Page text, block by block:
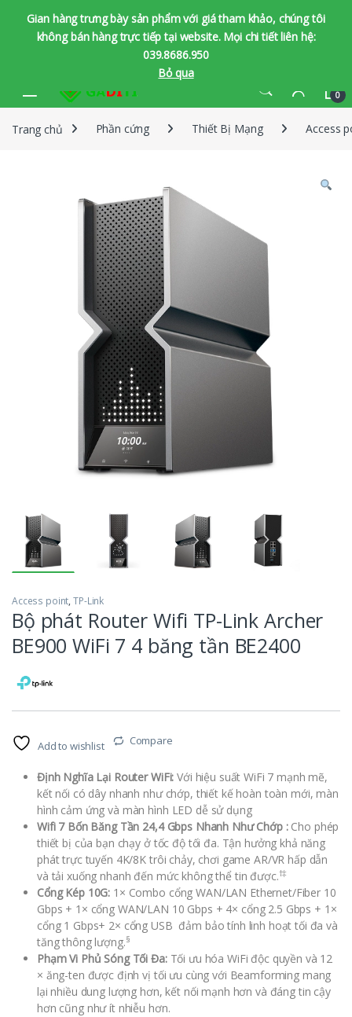
Gian hàng trưng bày sản phẩm với giá tham khảo, chúng tôi
không bán hàng trực tiếp tại website. Mọi chi tiết liên hệ:
039.8686.950
Bỏ qua
0
Trang chủ Phần cứng Thiết Bị Mạng Access
Access point,TP-Link
Bộ phát Router Wifi TP-Link Archer
BE900 WiFi 7 4 băng tần BE2400
Add to wishlist Compare
Định Nghĩa Lại Router WiFi: Với hiệu suất WiFi 7 mạnh mẽ,
kết nối có dây nhanh như chớp, thiết kế hoàn toàn mới, màn
hình cảm ứng và màn hình LED dễ sử dụng
Wifi 7 Bốn Băng Tần 24,4 Gbps Nhanh Như Chớp :Cho phép
thiết bị của bạn chạy ở tốc độ tối đa. Tận hưởng khả năng
phát trực tuyến 4K/8K trôi chảy, chơi game AR/VR hấp dẫn
và tải xuống nhanh đến mức không thể tin được.†‡
Cổng Kép 10G: 1× Combo cổng WAN/LAN Ethernet/Fiber 10
Gbps + 1× cổng WAN/LAN 10 Gbps + 4× cổng 2.5 Gbps + 1×
cổng 1 Gbps+ 2× cổng USB đảm bảo tính linh hoạt tối đa và
tăng thông lượng.§
Phạm Vi Phủ Sóng Tối Đa:Tối ưu hóa WiFi độc quyền và 12
× ăng-ten được định vị tối ưu cùng với Beamforming mang
lại nhiều dung lượng hơn, kết nối mạnh hơn và đáng tin cậy
hơn cũng như ít nhiễu hơn.